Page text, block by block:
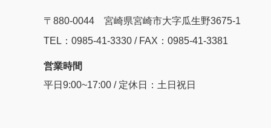
〒880-0044 宮崎県宮崎市大字瓜生野3675-1
TEL：0985‐41‐3330 / FAX：0985-41-3381
営業時間
平日9:00~17:00 / 定休日：土日祝日